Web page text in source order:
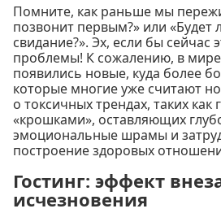
Помните, как раньше мы
позвонит первым?» или «Будет
свидание?». Эх, если бы сейчас
проблемы! К сожалению, в
появились новые, куда более
которые многие уже считают
о токсичных трендах, таких как
«крошками», оставляющих
эмоциональные шрамы и
построение здоровых
Гостинг: эффект
исчезновения